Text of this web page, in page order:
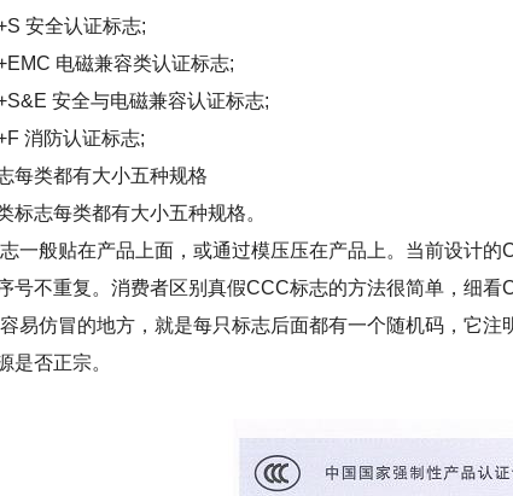
安全认证标志;
电磁兼容类认证标志;
安全与电磁兼容认证标志;
消防认证标志;
类都有大小五种规格
志每类都有大小五种规格。
般贴在产品上面，或通过模压压在产品上。当前设计的
号不重复。消费者区别真假CCC标志的方法很简单，细看
易仿冒的地方，就是每只标志后面都有一个随机码，它
是否正宗。